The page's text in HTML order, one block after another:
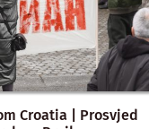
Croatia | Prosvjed